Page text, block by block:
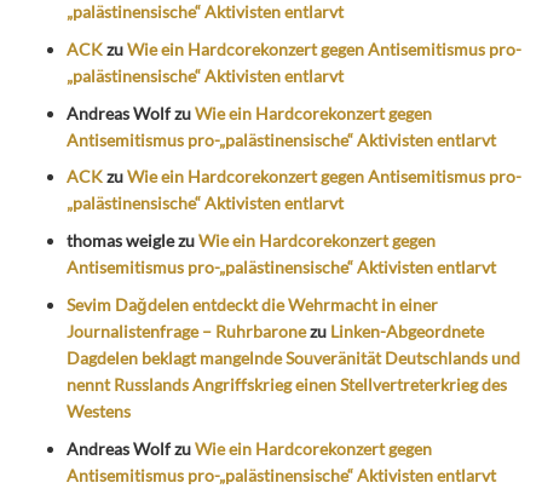
„palästinensische“ Aktivisten entlarvt
ACKzuWie ein Hardcorekonzert gegen Antisemitismus pro-
„palästinensische“ Aktivisten entlarvt
Andreas WolfzuWie ein Hardcorekonzert gegen
Antisemitismus pro-„palästinensische“ Aktivisten entlarvt
ACKzuWie ein Hardcorekonzert gegen Antisemitismus pro-
„palästinensische“ Aktivisten entlarvt
thomas weiglezuWie ein Hardcorekonzert gegen
Antisemitismus pro-„palästinensische“ Aktivisten entlarvt
Sevim Dağdelen entdeckt die Wehrmacht in einer
Journalistenfrage – Ruhrbaronezu Linken-Abgeordnete
Dagdelen beklagt mangelnde Souveränität Deutschlands und
nennt Russlands Angriffskrieg einen Stellvertreterkrieg des
Westens
Andreas WolfzuWie ein Hardcorekonzert gegen
Antisemitismus pro-„palästinensische“ Aktivisten entlarvt